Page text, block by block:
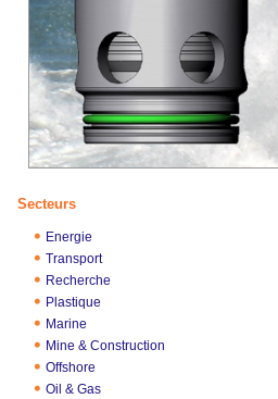
Secteurs
Energie
Transport
Recherche
Plastique
Marine
Mine & Construction
Offshore
Oil & Gas